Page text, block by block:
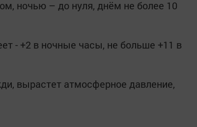
ночью – до нуля, днём не более 10
- +2 в ночные часы, не больше +11 в
вырастет атмосферное давление,